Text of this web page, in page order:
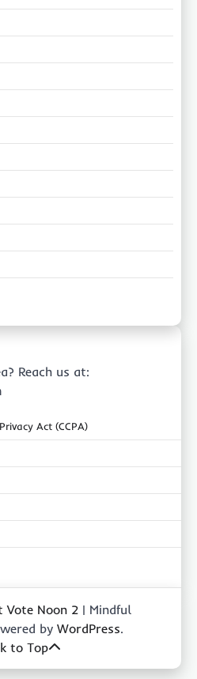
Reach us at:
Act (CCPA)
Vote Noon 2 | Mindful
by WordPress.
to Top